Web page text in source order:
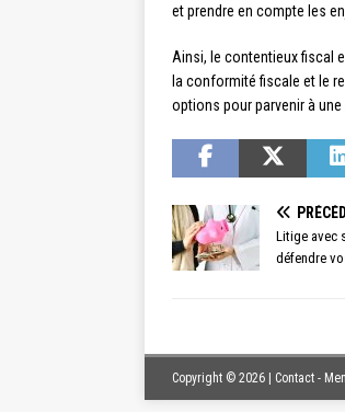
et prendre en compte les
Ainsi, le contentieux fiscal
la conformité fiscale et le
options pour parvenir à
Litige avec
défendre
Copyright © 2026 | Contact -